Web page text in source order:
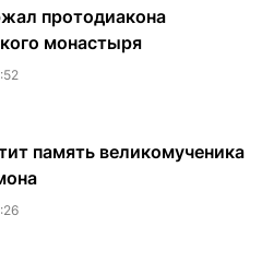
протодиакона
монастыря
память великомученика